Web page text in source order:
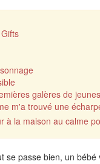
galères de
m'a trouvé une
à la maison au calme
se passe bien, un